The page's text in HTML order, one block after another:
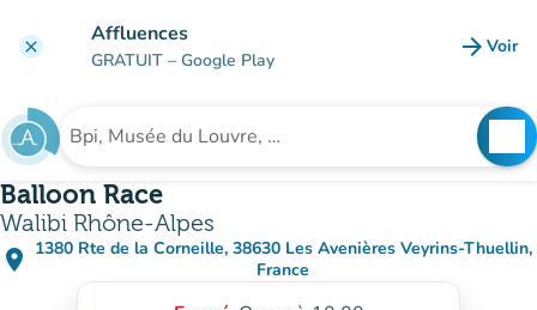
clear Affluences
GRATUIT – Google Play arrow_forward Voir
Rechercher un établissement
Balloon Race
Walibi Rhône-Alpes
place 1380 Rte de la Corneille, 38630 Les Avenières Veyrins-Thuellin,
France
(ouvrir dans Google Maps)
(nouvel onglet)